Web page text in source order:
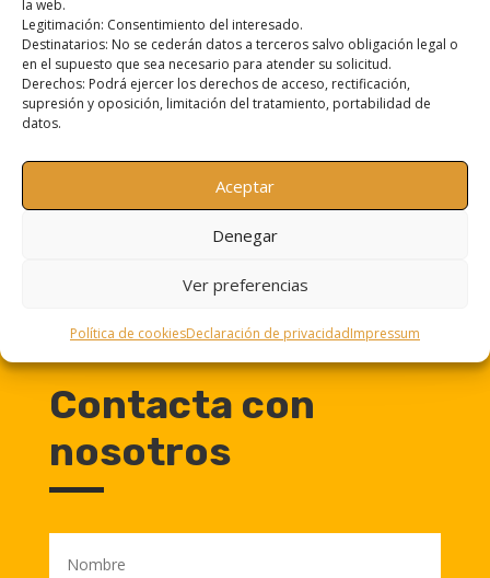
la web.
Legitimación: Consentimiento del interesado.
Destinatarios: No se cederán datos a terceros salvo obligación legal o
en el supuesto que sea necesario para atender su solicitud.
Derechos: Podrá ejercer los derechos de acceso, rectificación,
supresión y oposición, limitación del tratamiento, portabilidad de
datos.
Aceptar
Denegar
Ver preferencias
Política de cookiesDeclaración de privacidadImpressum
Pídenos
presupuesto sin
compromiso
Contacta con
nosotros